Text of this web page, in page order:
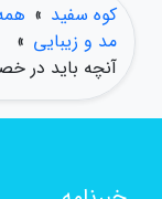
کوه سفید »
مد و زیبایی »
آنچه باید در